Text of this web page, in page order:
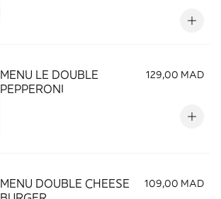
MENU LE DOUBLE
PEPPERONI
129,00 MAD
MENU DOUBLE CHEESE
109,00 MAD